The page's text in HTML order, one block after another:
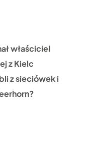
właściciel
z Kielc
z sieciówek i